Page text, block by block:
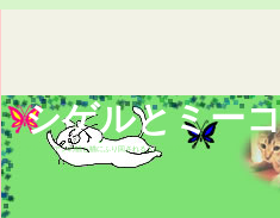
シゲルとミー
アビシニアンの猫と猫にふり回される人間の生態記録